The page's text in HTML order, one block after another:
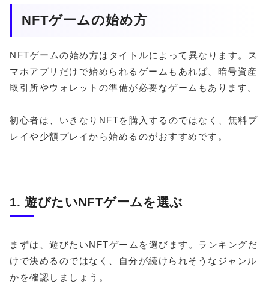
NFTゲームの始め方
NFTゲームの始め方はタイトルによって異なります。ス
マホアプリだけで始められるゲームもあれば、暗号資産
取引所やウォレットの準備が必要なゲームもあります。
初心者は、いきなりNFTを購入するのではなく、無料プ
レイや少額プレイから始めるのがおすすめです。
1. 遊びたいNFTゲームを選ぶ
まずは、遊びたいNFTゲームを選びます。ランキングだ
けで決めるのではなく、自分が続けられそうなジャンル
かを確認しましょう。